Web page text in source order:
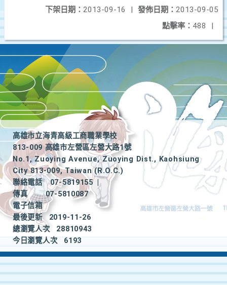
發佈日期： 2013-09-05
下架日期： 2013-09-16
|
點擊率： 488 |
高雄市立海青高級工商職業學校
813-009 高雄市左營區左營大路1號
No.1, Zuoying Avenue, Zuoying Dist., Kaohsiung
City 813-009, Taiwan (R.O.C.)
聯絡電話
07-5819155
|
傳真
07-5810087
電子信箱
最後更新
2019-11-26
總瀏覽人次
28810943
今日瀏覽人次
6193